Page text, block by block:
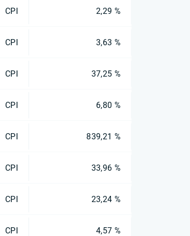
CPI 2,29 %
CPI 3,63 %
CPI 37,25 %
CPI 6,80 %
CPI 839,21 %
CPI 33,96 %
CPI 23,24 %
CPI 4,57 %